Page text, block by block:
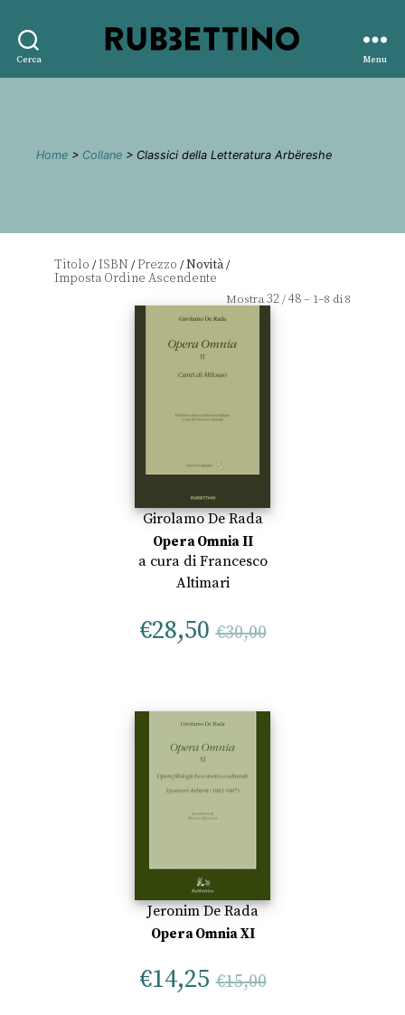
Cerca
editore
Menu
Home > Collane > Classici della Letteratura Arbëreshe
Titolo /ISBN /Prezzo /Novità/
Mostra32/48– 1–8 di 8
Girolamo De Rada
Opera Omnia II
a cura di Francesco
Altimari
€28,50 €30,00
Jeronim De Rada
Opera Omnia XI
€14,25 €15,00